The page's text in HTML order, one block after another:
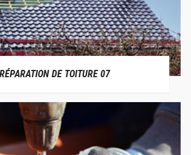
RÉPARATION DE TOITURE 07